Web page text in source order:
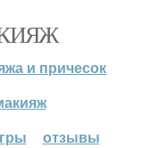
и причесок
отзывы